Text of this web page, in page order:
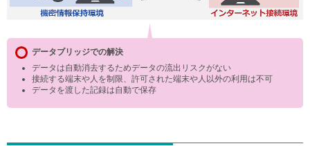
データブリッジでの解決
データは自動消去するためデータの流出リスクがない
接続する端末や人を制限、許可された端末や人以外の利用は不可
データを渡した記録は自動で保存